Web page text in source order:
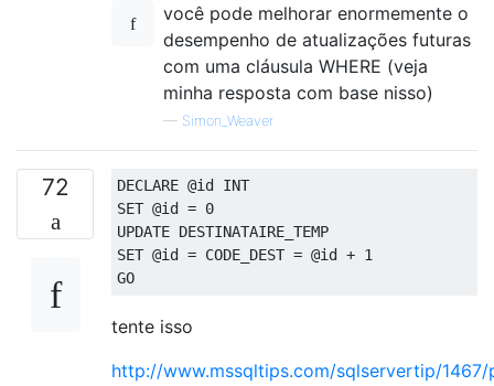
você pode melhorar enormemente o
desempenho de atualizações futuras
com uma cláusula WHERE (veja
minha resposta com base nisso)
— Simon_Weaver
72 DECLARE @
SET @id = 0
UPDATE
SET @id = CODE_DEST = @id + 1
GO
tente isso
http://www.mssqltips.com/sqlservertip/